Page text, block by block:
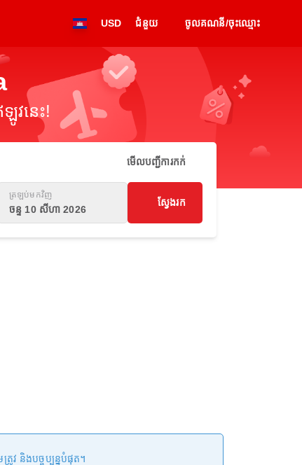
USD ជំនួយ ចូលគណនី/ចុះឈ្មោះ
វនេះ!
មើលបញ្ជីការកក់
ត្រឡប់មកវិញ
ចន្ទ 10 សីហា 2026
ស្វែងរក
វ និងបច្ចុប្បន្នបំផុត។